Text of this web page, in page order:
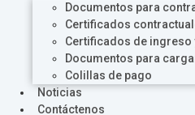
Documentos para
Certificados
Certificados de ingreso
Documentos para cargar
Colillas de pago
Noticias
Contáctenos